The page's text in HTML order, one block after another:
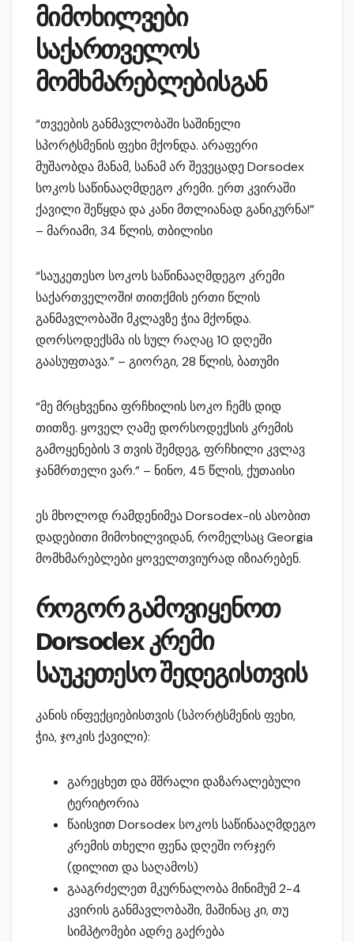
მიმოხილვები
საქართველოს
მომხმარებლებისგან
“თვეების განმავლობაში საშინელი
სპორტსმენის ფეხი მქონდა. არაფერი
მუშაობდა მანამ, სანამ არ შევეცადე Dorsodex
სოკოს საწინააღმდეგო კრემი. ერთ კვირაში
ქავილი შეწყდა და კანი მთლიანად განიკურნა!”
– მარიამი, 34 წლის, თბილისი
“საუკეთესო სოკოს საწინააღმდეგო კრემი
საქართველოში! თითქმის ერთი წლის
განმავლობაში მკლავზე ჭია მქონდა.
დორსოდექსმა ის სულ რაღაც 10 დღეში
გაასუფთავა.” – გიორგი, 28 წლის, ბათუმი
“მე მრცხვენია ფრჩხილის სოკო ჩემს დიდ
თითზე. ყოველ ღამე დორსოდექსის კრემის
გამოყენების 3 თვის შემდეგ, ფრჩხილი კვლავ
ჯანმრთელი ვარ.” – ნინო, 45 წლის, ქუთაისი
ეს მხოლოდ რამდენიმეა Dorsodex-ის ასობით
დადებითი მიმოხილვიდან, რომელსაც Georgia
მომხმარებლები ყოველთვიურად იზიარებენ.
როგორ გამოვიყენოთ
Dorsodex კრემი
საუკეთესო შედეგისთვის
კანის ინფექციებისთვის (სპორტსმენის ფეხი,
ჭია, ჯოკის ქავილი):
გარეცხეთ და მშრალი დაზარალებული
ტერიტორია
წაისვით Dorsodex სოკოს საწინააღმდეგო
კრემის თხელი ფენა დღეში ორჯერ
(დილით და საღამოს)
გააგრძელეთ მკურნალობა მინიმუმ 2-4
კვირის განმავლობაში, მაშინაც კი, თუ
სიმპტომები ადრე გაქრება